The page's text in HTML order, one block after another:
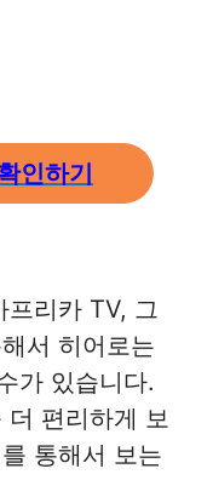
인하기
리카 TV, 그
서 히어로는
가 있습니다.
편리하게 보
통해서 보는